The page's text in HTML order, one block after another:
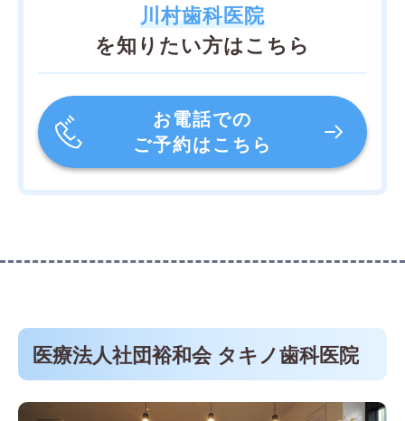
川村歯科医院
を知りたい方はこちら
お電話での
ご予約はこちら
医療法人社団裕和会 タキノ歯科医院